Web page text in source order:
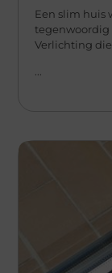
Een slim huis
tegenwoordig
Verlichting